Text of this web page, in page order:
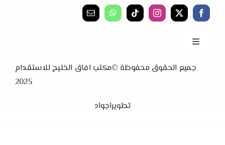
Toggle
الرئيسية
جميع الحقوق محفوظة ©مكتب افاق الخليج للاستقدام
2025
تطويراجواد